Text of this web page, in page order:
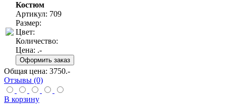
Костюм
Артикул: 709
Размер:
Цвет:
Количество:
Цена: .-
Общая цена: 3750.-
Отзывы (0)
В корзину